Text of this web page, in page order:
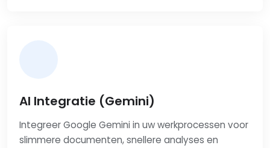
AI Integratie (Gemini)
Integreer Google Gemini in uw werkprocessen voor
slimmere documenten, snellere analyses en